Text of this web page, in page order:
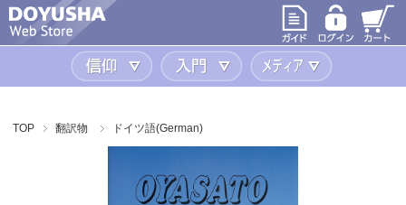
信仰 入門
TOP 翻訳物 ドイツ語(German)